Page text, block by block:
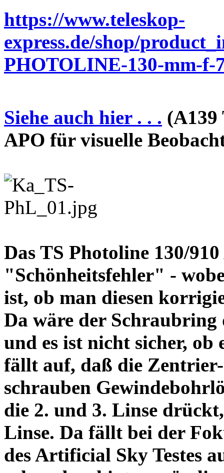
https://www.teleskop-
express.de/shop/
PHOTOLINE-130-mm-f-
Siehe auch hier . . . (A139
APO für visuelle
Das TS Photoline 130/
"Schönheitsfehler" -
ist, ob man diesen
Da wäre der
und es ist nicht sicher,
fällt auf, daß die Zentrier-
schrauben
die 2. und 3. Linse
Linse. Da fällt bei der
des Artificial Sky Testes